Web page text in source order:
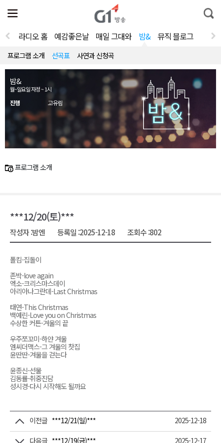
전
체
뉴
열
통
합
라디오 홈 예감좋은날 매일 그대와 밤& 뮤직 블로그
프로그램 소개 선곡표 사연과 신청곡
밤&
월~일요일 자정 ~ 1시
진행 고유림
프로그램 소개
***12/20(토)***
작성자 :밤엔 등록일 :2025-12-18 조회수 :802
폴킴-집돌이
존박-love again
엑소-크리스마스데이
아리아나그란데-Last Christmas
태연-This Christmas
백예린-Love you on Christmas
수상한 커튼-겨울의 끝
우주쪼꼬미-하얀 겨울
엠씨더맥스-그 겨울의 찻집
윤딴딴-겨울을 걷는다
윤종신-선물
김동률-취중진담
성시경-다시 시작해도 될까요
이전글 ***12/21(일)*** 2025-12-18
다음글 ***12/19(금)*** 2025-12-17